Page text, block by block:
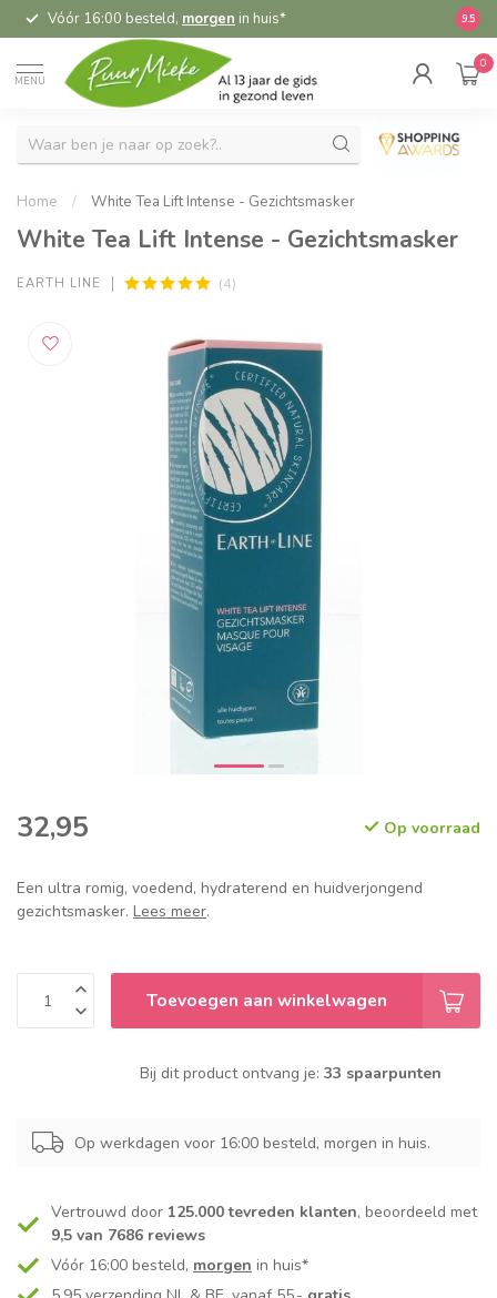
Vóór 16:00 besteld, morgen in huis* 9.5
MENU
0
Home / White Tea Lift Intense - Gezichtsmasker
White Tea Lift Intense - Gezichtsmasker
EARTH LINE (4)
32,95 Op voorraad
Een ultra romig, voedend, hydraterend en huidverjongend
gezichtsmasker. Lees meer.
Toevoegen aan winkelwagen
Bij dit product ontvang je: 33 spaarpunten
Op werkdagen voor 16:00 besteld, morgen in huis.
Vertrouwd door 125.000 tevreden klanten, beoordeeld met
9,5 van 7686 reviews
Vóór 16:00 besteld, morgen in huis*